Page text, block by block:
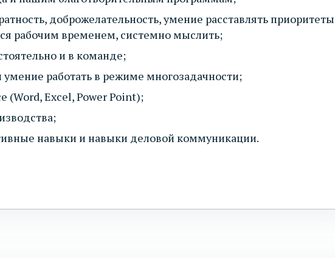
доброжелательность, умение расставлять
рабочим временем, системно мыслить;
и в команде;
умение работать в режиме многозадачности;
(Word, Excel, Power Point);
навыки и навыки деловой коммуникации.